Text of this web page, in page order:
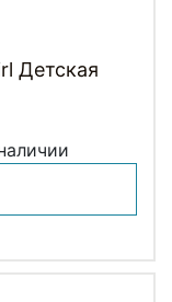
Детская